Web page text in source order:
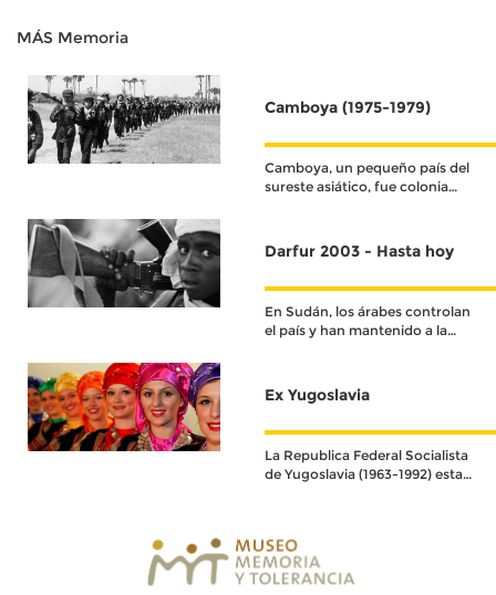
MÁS Memoria
Camboya (1975-1979)
Camboya, un pequeño país del
sureste asiático, fue colonia
Darfur 2003 - Hasta hoy
En Sudán, los árabes controlan
el país y han mantenido a la
durante décadas.
Ex Yugoslavia
La Republica Federal Socialista
de Yugoslavia (1963-1992) estaba